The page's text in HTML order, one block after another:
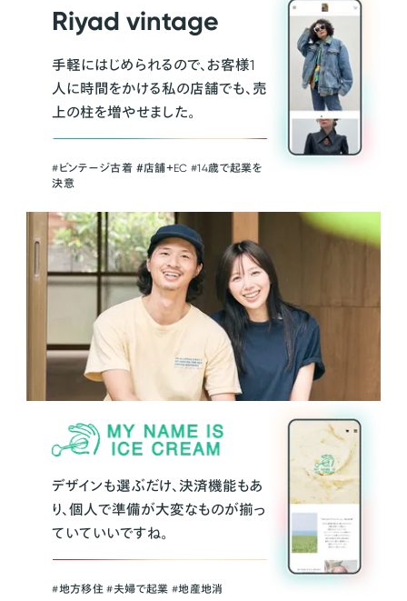
Riyad vintage
手軽にはじめられるので、お客様1
人に時間をかける私の店舗でも、売
上の柱を増やせました。
#ビンテージ古着 ＃店舗＋EC #14歳で起業を
決意
デザインも選ぶだけ、決済機能もあ
り、個人で準備が大変なものが揃っ
ていていいですね。
#地方移住 #夫婦で起業 #地産地消